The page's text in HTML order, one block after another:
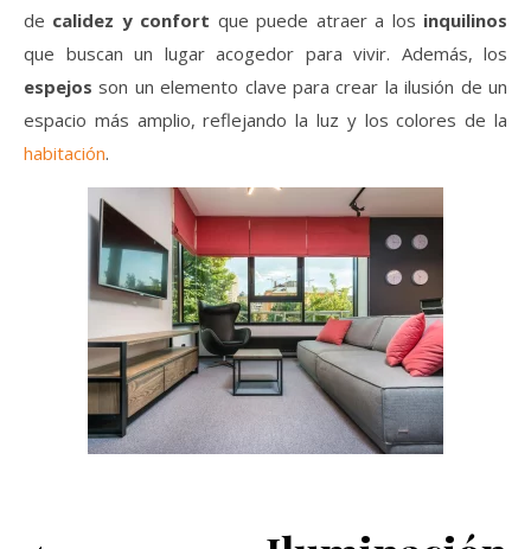
de calidez y confort que puede atraer a los inquilinos
que buscan un lugar acogedor para vivir. Además, los
espejos son un elemento clave para crear la ilusión de un
espacio más amplio, reflejando la luz y los colores de la
habitación.